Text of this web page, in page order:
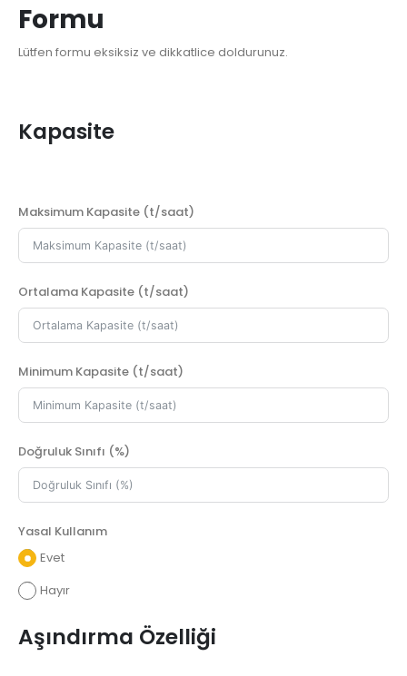
Formu
Lütfen formu eksiksiz ve dikkatlice doldurunuz.
Kapasite
Maksimum Kapasite (t/saat)
Ortalama Kapasite (t/saat)
Minimum Kapasite (t/saat)
Doğruluk Sınıfı (%)
Yasal Kullanım
Evet
Hayır
Aşındırma Özelliği